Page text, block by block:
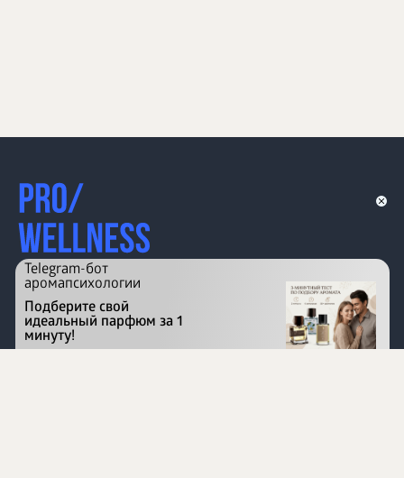
Перейти на сайт
Telegram-бот
аромапсихологии
Подберите свой
идеальный парфюм за 1
минуту!